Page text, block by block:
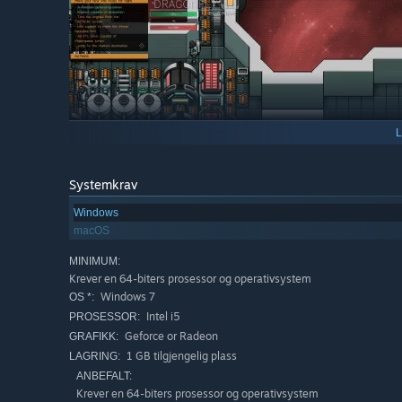
Når mannskapet ditt venter på ordre, er det på tide å
eller gjenskap legendariske romskip fra ikoniske filmer
utstyr og forsyninger. Begynn med en reaktor for å
elektriske systemer. Hold livstøtten stabil, ellers kan
Systemkrav
Windows
macOS
MINIMUM:
Krever en 64-biters prosessor og operativsystem
OS *: Windows 7
PROSESSOR: Intel i5
GRAFIKK: Geforce or Radeon
LAGRING: 1 GB tilgjengelig plass
ANBEFALT:
Krever en 64-biters prosessor og operativsystem